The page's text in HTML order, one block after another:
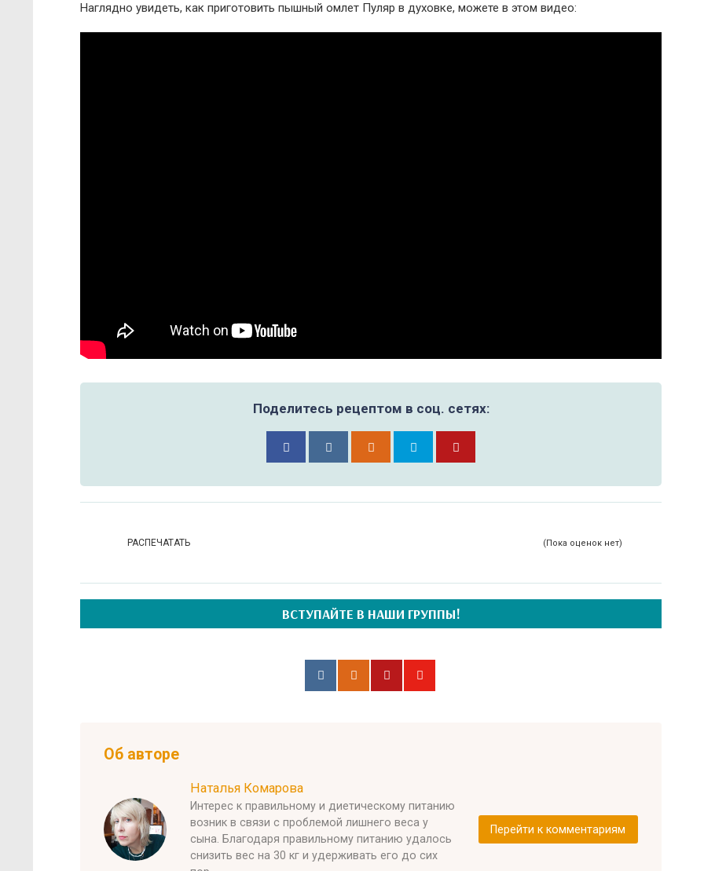
Наглядно увидеть, как приготовить пышный омлет Пуляр в духовке, можете в этом видео:
Поделитесь рецептом в соц. сетях:
РАСПЕЧАТАТЬ (Пока оценок нет)
ВСТУПАЙТЕ В НАШИ ГРУППЫ!
Об авторе
Наталья Комарова
Интерес к правильному и диетическому питанию
возник в связи с проблемой лишнего веса у
сына. Благодаря правильному питанию удалось
снизить вес на 30 кг и удерживать его до сих
Перейти к комментариям